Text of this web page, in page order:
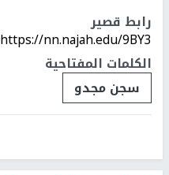
رابط قصير
https://nn.najah.edu/9BY3/
الكلمات المفتاحية
سجن مجدو